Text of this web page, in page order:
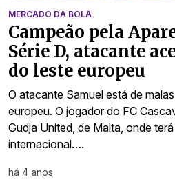
MERCADO DA BOLA
Campeão pela
Série D, atacante
do leste europeu
O atacante Samuel está de
europeu. O jogador do FC
Gudja United, de Malta, onde
internacional….
há 4 anos